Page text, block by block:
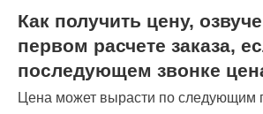
Как получить цену,
первом расчете заказа,
последующем звонке
Цена может вырасти по следующим